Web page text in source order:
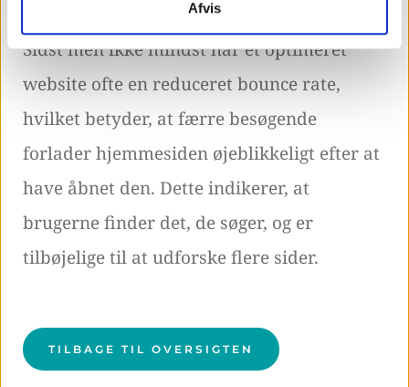
Afvis
Sidst men ikke mindst har et optimeret
website ofte en reduceret bounce rate,
hvilket betyder, at færre besøgende
forlader hjemmesiden øjeblikkeligt efter at
have åbnet den. Dette indikerer, at
brugerne finder det, de søger, og er
tilbøjelige til at udforske flere sider.
TILBAGE TIL OVERSIGTEN